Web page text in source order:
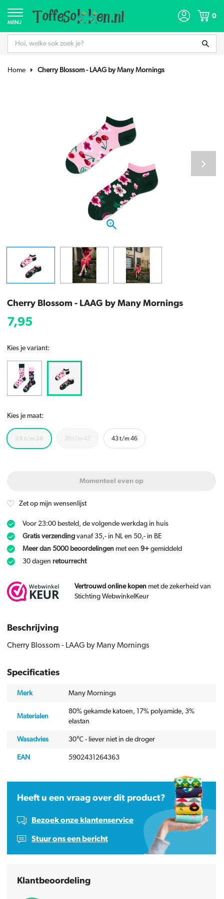
MENU
0
Home Cherry Blossom - LAAG by Many Mornings
Cherry Blossom - LAAG by Many Mornings
7,95
Kies je variant:
Kies je maat:
35 t/m 38 39 t/m 42 43 t/m 46
Momenteel even op
Zet op mijn wensenlijst
Voor 23:00 besteld, de volgende werkdag in huis
Gratis verzending vanaf 35,- in NL en 50,- in BE
Meer dan 5000 beoordelingen met een 9+ gemiddeld
30 dagen retourrecht
Vertrouwd online kopen met de zekerheid van
Stichting WebwinkelKeur
Beschrijving
Cherry Blossom - LAAG by Many Mornings
Specificaties
Merk Many Mornings
Materialen
80% gekamde katoen, 17% polyamide, 3%
elastan
Wasadvies 30℃ - liever niet in de droger
EAN 5902431264363
Heeft u een vraag over dit product?
Bezoek onze klantenservice
Stuur ons een bericht
Klantbeoordeling